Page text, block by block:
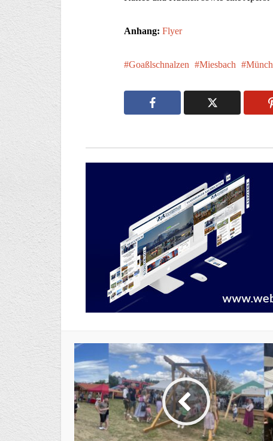
Anhang: Flyer
Goaßlschnalzen Miesbach